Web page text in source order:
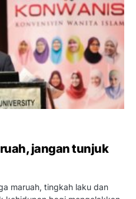
jangan tunjuk
maruah, tingkah laku dan